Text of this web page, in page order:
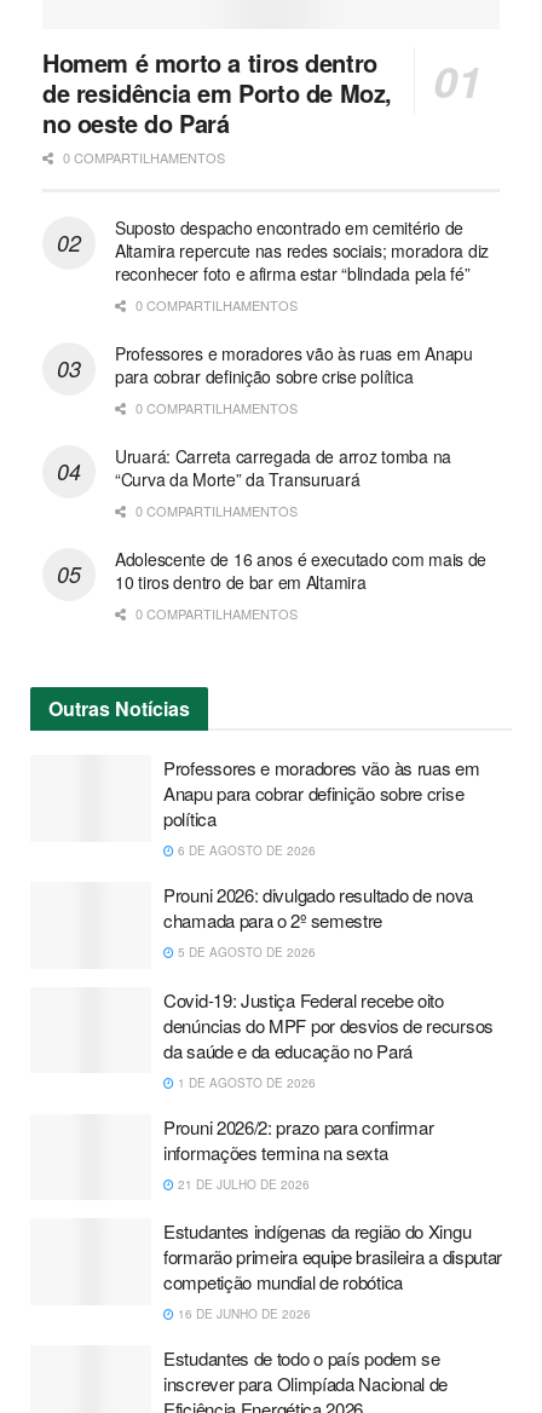
Homem é morto a tiros dentro
de residência em Porto de Moz,
no oeste do Pará
0 COMPARTILHAMENTOS
Suposto despacho encontrado em cemitério de
Altamira repercute nas redes sociais; moradora diz
reconhecer foto e afirma estar “blindada pela fé”
0 COMPARTILHAMENTOS
Professores e moradores vão às ruas em Anapu
para cobrar definição sobre crise política
0 COMPARTILHAMENTOS
Uruará: Carreta carregada de arroz tomba na
“Curva da Morte” da Transuruará
0 COMPARTILHAMENTOS
Adolescente de 16 anos é executado com mais de
10 tiros dentro de bar em Altamira
0 COMPARTILHAMENTOS
Outras Notícias
Professores e moradores vão às ruas em
Anapu para cobrar definição sobre crise
política
6 DE AGOSTO DE 2026
Prouni 2026: divulgado resultado de nova
chamada para o 2º semestre
5 DE AGOSTO DE 2026
Covid-19: Justiça Federal recebe oito
denúncias do MPF por desvios de recursos
da saúde e da educação no Pará
1 DE AGOSTO DE 2026
Prouni 2026/2: prazo para confirmar
informações termina na sexta
21 DE JULHO DE 2026
Estudantes indígenas da região do Xingu
formarão primeira equipe brasileira a disputar
competição mundial de robótica
16 DE JUNHO DE 2026
Estudantes de todo o país podem se
inscrever para Olimpíada Nacional de